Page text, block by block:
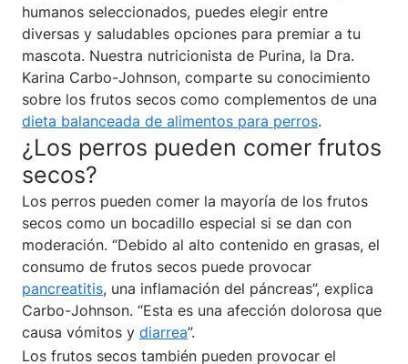
humanos seleccionados, puedes elegir entre
diversas y saludables opciones para premiar a tu
mascota. Nuestra nutricionista de Purina, la Dra.
Karina Carbo-Johnson, comparte su conocimiento
sobre los frutos secos como complementos de una
dieta balanceada de alimentos para perros.
¿Los perros pueden comer frutos
secos?
Los perros pueden comer la mayoría de los frutos
secos como un bocadillo especial si se dan con
moderación. “Debido al alto contenido en grasas, el
consumo de frutos secos puede provocar
pancreatitis, una inflamación del páncreas”, explica
Carbo-Johnson. “Esta es una afección dolorosa que
causa vómitos y diarrea”.
Los frutos secos también pueden provocar el